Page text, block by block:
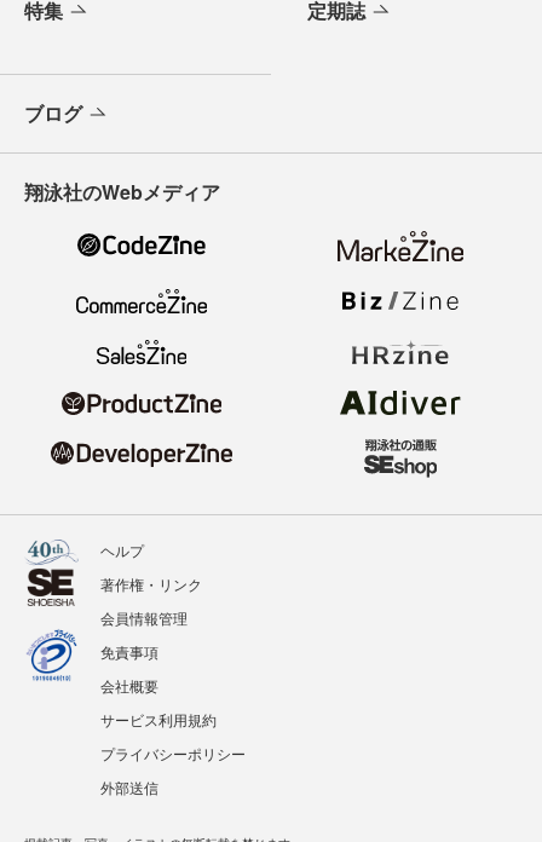
特集 定期誌
ブログ
翔泳社のWebメディア
ヘルプ
著作権・リンク
会員情報管理
免責事項
会社概要
サービス利用規約
プライバシーポリシー
外部送信